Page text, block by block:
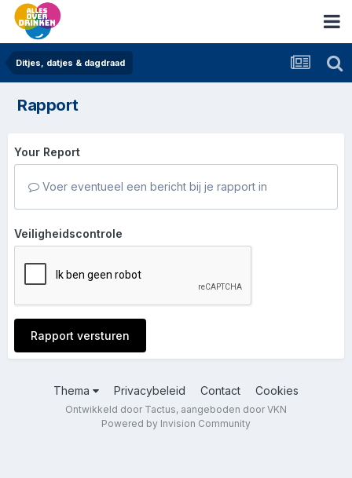
Ditjes, datjes & dagdraad
Rapport
Your Report
Voer eventueel een bericht bij je rapport in
Veiligheidscontrole
Rapport versturen
Thema Privacybeleid Contact Cookies
Ontwikkeld door Tactus, aangeboden door VKN
Powered by Invision Community